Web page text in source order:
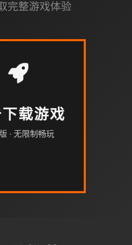
完整游戏体验
载游戏
· 无限制畅玩